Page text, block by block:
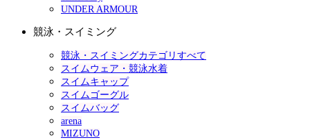
UNDER ARMOUR
競泳・スイミング
競泳・スイミングカテゴリすべて
スイムウェア・競泳水着
スイムキャップ
スイムゴーグル
スイムバッグ
arena
MIZUNO